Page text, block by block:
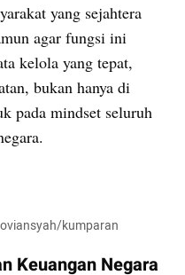
yang sejahtera
agar fungsi ini
kelola yang tepat,
bukan hanya di
pada mindset seluruh
kumparan
Keuangan Negara